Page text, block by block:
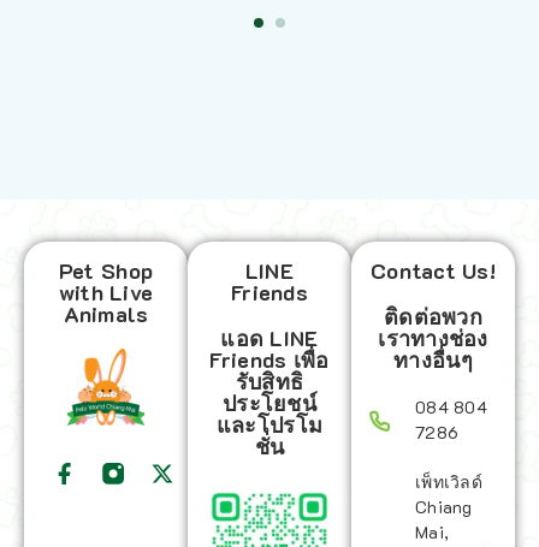
Pet Shop
with Live
Animals
LINE
Friends
แอด LINE
Friends เพื่อ
รับสิทธิ
ประโยชน์
และโปรโม
ชั่น
Contact Us!
ติดต่อพวก
เราทางช่อง
ทางอื่นๆ
084 804
7286
เพ็ทเวิลด์
Chiang
Mai,